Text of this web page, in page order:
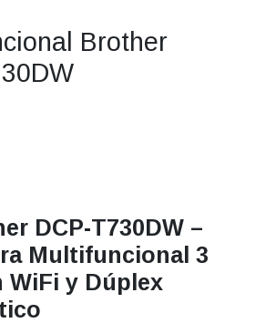
Brother
DCP-T730DW –
Multifuncional 3
WiFi y Dúplex